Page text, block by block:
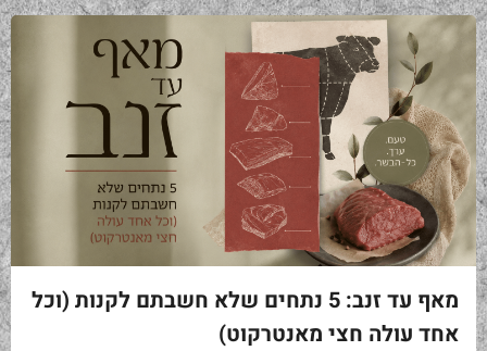
מאף עד זנב: 5 נתחים שלא חשבתם לקנות (וכל
אחד עולה חצי מאנטרקוט)